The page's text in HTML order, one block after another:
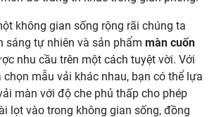
không gian sống rộng rãi chúng ta
sáng tự nhiên và sản phẩm màn cuốn
nhu cầu trên một cách tuyệt vời. Với
mẫu vải khác nhau, bạn có thể lựa
màn với độ che phủ thấp cho phép
lọt vào trong không gian sống, đồng